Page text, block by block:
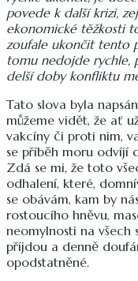
povede k další krizi,
ekonomické těžkosti
zoufale ukončit tento
tomu nedojde rychle,
delší doby konfliktu
Tato slova byla
můžeme vidět, že ať
vakcíny či proti nim,
se příběh moru odvíjí
Zdá se mi, že toto
odhalení, které,
se obávám, kam by
rostoucího hněvu,
neomylnosti na všech
příjdou a denně
opodstatněné.